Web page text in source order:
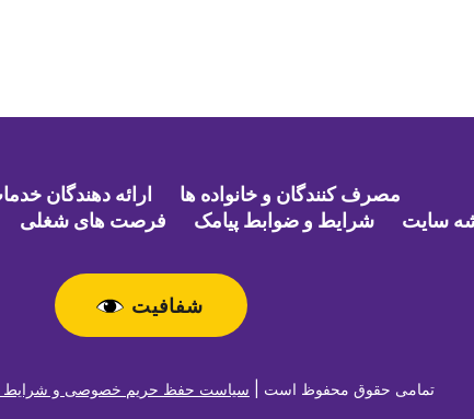
ارائه دهندگان
مصرف کنندگان و خانواده ها
فرصت های شغلی شرایط و ضوابط پیامک سایت
شفافیت
©۲۰۲۶ NLACRC | تمامی حقوق محفوظ است | سیاست حفظ حریم خصوصی و شرایط